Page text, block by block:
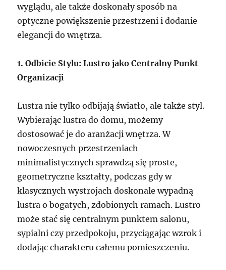
wyglądu, ale także doskonały sposób na
optyczne powiększenie przestrzeni i dodanie
elegancji do wnętrza.
1. Odbicie Stylu: Lustro jako Centralny Punkt
Organizacji
Lustra nie tylko odbijają światło, ale także styl.
Wybierając lustra do domu, możemy
dostosować je do aranżacji wnętrza. W
nowoczesnych przestrzeniach
minimalistycznych sprawdzą się proste,
geometryczne kształty, podczas gdy w
klasycznych wystrojach doskonale wypadną
lustra o bogatych, zdobionych ramach. Lustro
może stać się centralnym punktem salonu,
sypialni czy przedpokoju, przyciągając wzrok i
dodając charakteru całemu pomieszczeniu.